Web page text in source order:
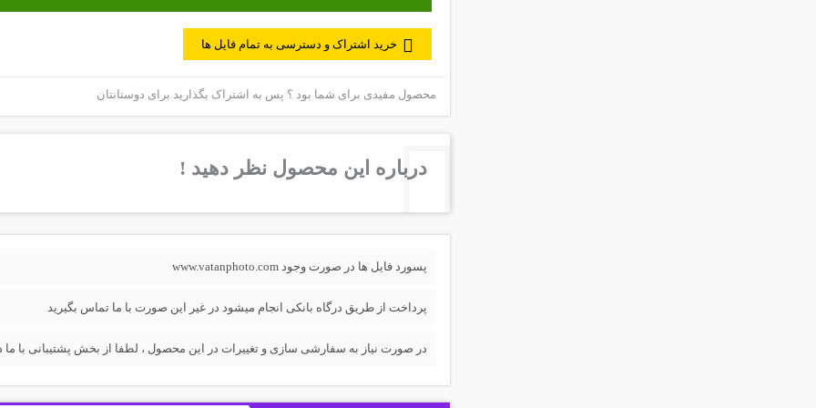
خرید اشتراک و دسترسی به تمام فایل ها
محصول مفیدی برای شما بود ؟ پس به اشتراک بگذارید برای دوستانتان
درباره این محصول نظر دهید !
پسورد فایل ها در صورت وجود www.vatanphoto.com
پرداخت از طریق درگاه بانکی انجام میشود در غیر این صورت با ما تماس بگیرید
در صورت نیاز به سفارشی سازی و تغییرات در این محصول ، لطفا از بخش پشتیبانی با ما